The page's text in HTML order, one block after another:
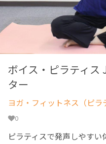
ボイス・ピラティス
ター
ヨガ・フィットネス（ピラ
0
ピラティスで発声しやすい